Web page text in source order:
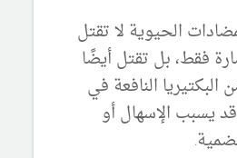
الحيوية لا تقتل
فقط، بل تقتل أيضًا
البكتيريا النافعة في
قد يسبب الإسهال أو